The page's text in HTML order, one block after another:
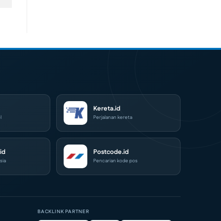
Kereta.id
Perjalanan kereta
Postcode.id
Pencarian kode pos
BACKLINK PARTNER